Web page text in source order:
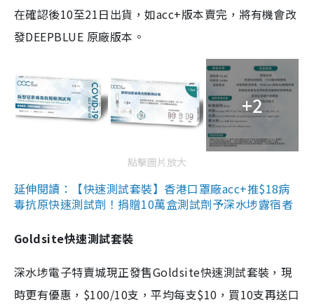
在確認後10至21日出貨，如acc+版本賣完，將有機會改
發DEEPBLUE 原廠版本。
+2
點擊圖片放大
延伸閱讀：【快速測試套裝】香港口罩廠acc+推$18病
毒抗原快速測試劑！捐贈10萬盒測試劑予深水埗露宿者
Goldsite快速測試套裝
深水埗電子特賣城現正發售Goldsite快速測試套裝，現
時更有優惠，$100/10支，平均每支$10，買10支再送口